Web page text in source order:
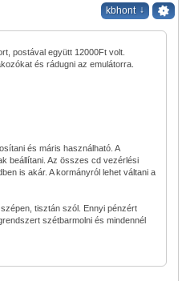
kbhont ↓
postával együtt 12000Ft volt.
és rádugni az emulátorra.
és máris használható. A
beállítani. Az összes cd vezérlési
is akár. A kormányról lehet váltani a
tisztán szól. Ennyi pénzért
szétbarmolni és mindennél